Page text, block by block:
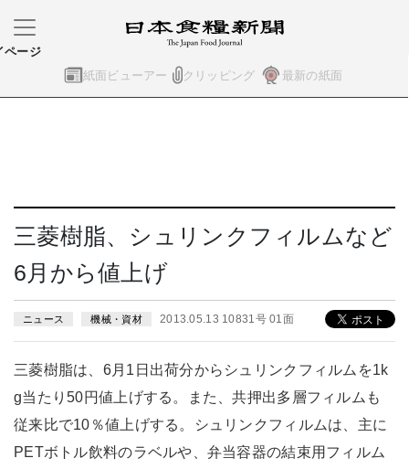
紙面ビューアー クリッピング 最新の紙面
ページ
三菱樹脂、シュリンクフィルムなど
6月から値上げ
ニュース 機械・資材 2013.05.13 10831号 01面
三菱樹脂は、6月1日出荷分からシュリンクフィルムを1k
g当たり50円値上げする。また、共押出多層フィルムも
従来比で10％値上げする。シュリンクフィルムは、主に
PETボトル飲料のラベルや、弁当容器の結束用フィルム